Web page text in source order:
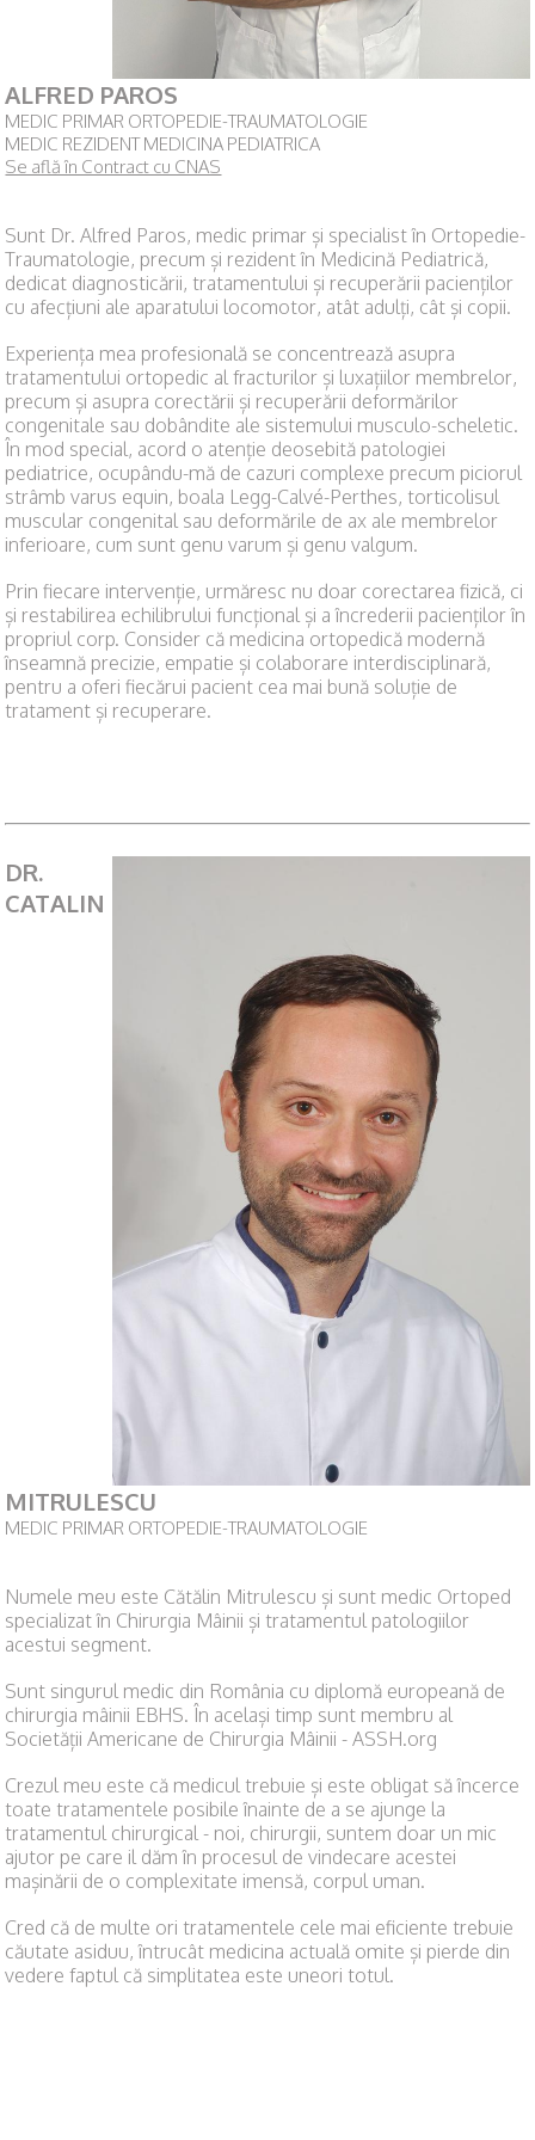
ALFRED PAROS
MEDIC PRIMAR ORTOPEDIE-TRAUMATOLOGIE
MEDIC REZIDENT MEDICINA PEDIATRICA
Se află în Contract cu CNAS
Sunt Dr. Alfred Paros, medic primar și specialist în Ortopedie-
Traumatologie, precum și rezident în Medicină Pediatrică,
dedicat diagnosticării, tratamentului și recuperării pacienților
cu afecțiuni ale aparatului locomotor, atât adulți, cât și copii.
Experiența mea profesională se concentrează asupra
tratamentului ortopedic al fracturilor și luxațiilor membrelor,
precum și asupra corectării și recuperării deformărilor
congenitale sau dobândite ale sistemului musculo-scheletic.
În mod special, acord o atenție deosebită patologiei
pediatrice, ocupându-mă de cazuri complexe precum piciorul
strâmb varus equin, boala Legg-Calvé-Perthes, torticolisul
muscular congenital sau deformările de ax ale membrelor
inferioare, cum sunt genu varum și genu valgum.
Prin fiecare intervenție, urmăresc nu doar corectarea fizică, ci
și restabilirea echilibrului funcțional și a încrederii pacienților în
propriul corp. Consider că medicina ortopedică modernă
înseamnă precizie, empatie și colaborare interdisciplinară,
pentru a oferi fiecărui pacient cea mai bună soluție de
tratament și recuperare.
DR.
CATALIN
MITRULESCU
MEDIC PRIMAR ORTOPEDIE-TRAUMATOLOGIE
Numele meu este Cătălin Mitrulescu și sunt medic Ortoped
specializat în Chirurgia Mâinii și tratamentul patologiilor
acestui segment.
Sunt singurul medic din România cu diplomă europeană de
chirurgia mâinii EBHS. În același timp sunt membru al
Societății Americane de Chirurgia Mâinii - ASSH.org
Crezul meu este că medicul trebuie și este obligat să încerce
toate tratamentele posibile înainte de a se ajunge la
tratamentul chirurgical - noi, chirurgii, suntem doar un mic
ajutor pe care il dăm în procesul de vindecare acestei
mașinării de o complexitate imensă, corpul uman.
Cred că de multe ori tratamentele cele mai eficiente trebuie
căutate asiduu, întrucât medicina actuală omite și pierde din
vedere faptul că simplitatea este uneori totul.